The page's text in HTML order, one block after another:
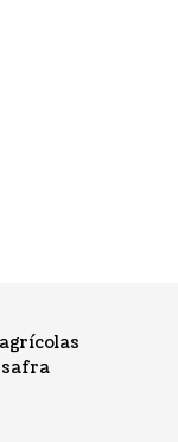
safra